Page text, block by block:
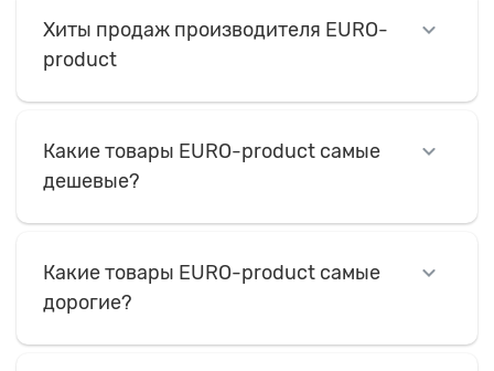
Хиты продаж производителя EURO-
product
Какие товары EURO-product самые
дешевые?
Какие товары EURO-product самые
дорогие?